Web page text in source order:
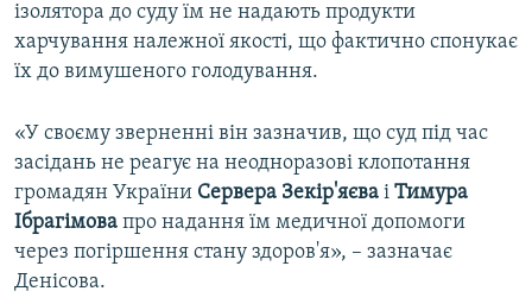
ізолятора до суду їм не надають продукти
харчування належної якості, що фактично спонукає
їх до вимушеного голодування.
«У своєму зверненні він зазначив, що суд під час
засідань не реагує на неодноразові клопотання
громадян України Сервера Зекір'яєва і Тимура
Ібрагімова про надання їм медичної допомоги
через погіршення стану здоров'я», – зазначає
Денісова.